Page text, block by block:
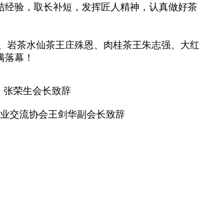
验，取长补短，发挥匠人精神，认真做好
茶水仙茶王庄殊恩、肉桂茶王朱志强、大红
幕！
张荣生会长致辞
交流协会王剑华副会长致辞